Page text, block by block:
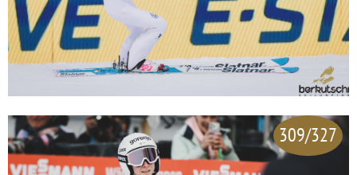
309/327